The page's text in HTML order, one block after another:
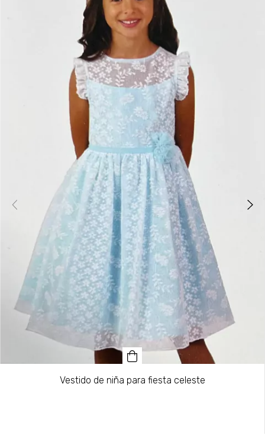
Vestido de niña para fiesta celeste